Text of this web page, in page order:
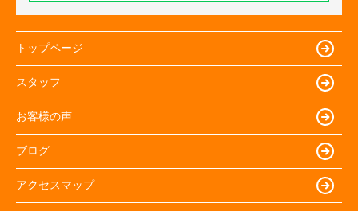
トップページ
スタッフ
お客様の声
ブログ
アクセスマップ